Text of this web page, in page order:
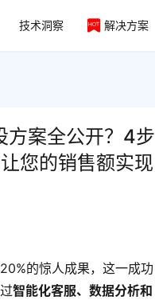
技术洞察 解决方案
方案全公开？4步
您的销售额实现
的惊人成果，这一成功
智能化客服、数据分析和